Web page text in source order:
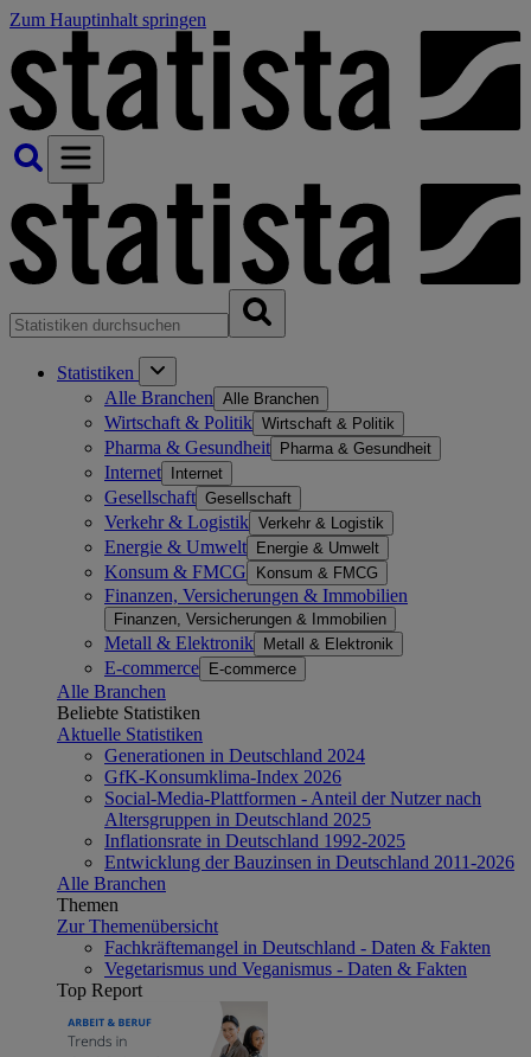
Zum Hauptinhalt springen
Statistiken
Alle Branchen Alle Branchen
Wirtschaft & Politik Wirtschaft & Politik
Pharma & Gesundheit Pharma & Gesundheit
Internet Internet
Gesellschaft Gesellschaft
Verkehr & Logistik Verkehr & Logistik
Energie & Umwelt Energie & Umwelt
Konsum & FMCG Konsum & FMCG
Finanzen, Versicherungen & Immobilien
Finanzen, Versicherungen & Immobilien
Metall & Elektronik Metall & Elektronik
E-commerce E-commerce
Alle Branchen
Beliebte Statistiken
Aktuelle Statistiken
Generationen in Deutschland 2024
GfK-Konsumklima-Index 2026
Social-Media-Plattformen - Anteil der Nutzer nach
Altersgruppen in Deutschland 2025
Inflationsrate in Deutschland 1992-2025
Entwicklung der Bauzinsen in Deutschland 2011-2026
Alle Branchen
Themen
Zur Themenübersicht
Fachkräftemangel in Deutschland - Daten & Fakten
Vegetarismus und Veganismus - Daten & Fakten
Top Report